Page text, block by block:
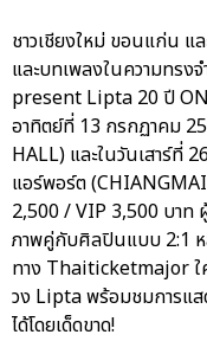
ชาวเชียงใหม่ ขอนแก่น แ
และบทเพลงในความทรง
present Lipta 20 ปี
อาทิตย์ที่ 13 กรกฏาคม
HALL) และในวันเสาร์ที่
แอร์พอร์ต
2,500 / VIP 3,500 บาท
ภาพคู่กับศิลปินแบบ 2:1 ห
ทาง Thaiticketmajor ใ
วง Lipta พร้อมชมการแส
ได้โดยเด็ดขาด!